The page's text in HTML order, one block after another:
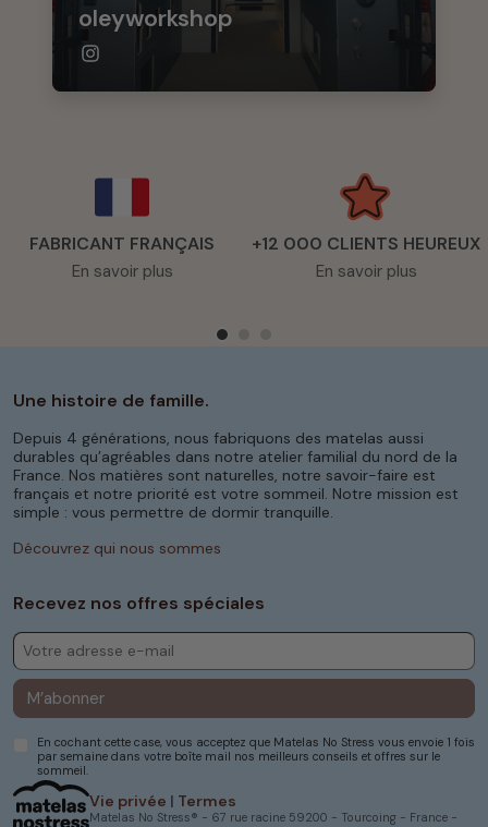
oleyworkshop
FABRICANT FRANÇAIS
En savoir plus
+12 000 CLIENTS HEUREUX
En savoir plus
Vie privée | Termes
Matelas No Stress® - 67 rue racine 59200 - Tourcoing - France -
Une histoire de famille.
Depuis 4 générations, nous fabriquons des matelas aussi
durables qu’agréables dans notre atelier familial du nord de la
France. Nos matières sont naturelles, notre savoir-faire est
français et notre priorité est votre sommeil. Notre mission est
simple : vous permettre de dormir tranquille.
Découvrez qui nous sommes
Recevez nos offres spéciales
M’abonner
En cochant cette case, vous acceptez que Matelas No Stress vous envoie 1 fois
par semaine dans votre boîte mail nos meilleurs conseils et offres sur le
sommeil.